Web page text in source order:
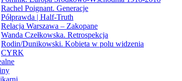
Rachel Poignant. Generacje
Półprawda | Half-Truth
Relacja Warszawa – Zakopane
Wanda Czełkowska. Retrospekcja
Rodin/Dunikowski. Kobieta w polu widzenia
CYRK